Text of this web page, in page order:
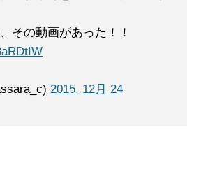
その動画があった！！
2015, 12月 24